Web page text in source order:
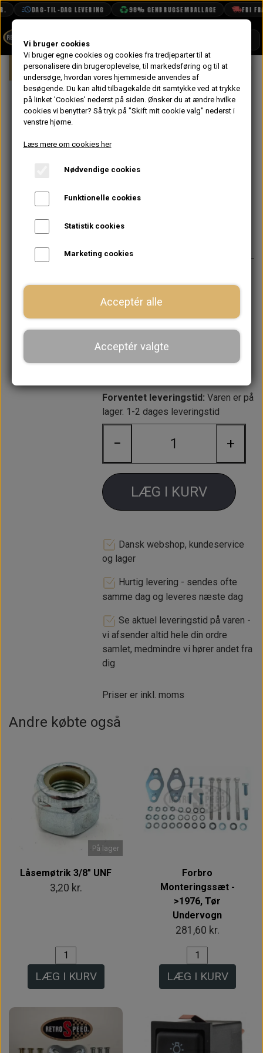
DAG-TIL-DAG LEVERING 98% GENBRUGSEMBALLAGE FRI
BOOK TID
PROJEKTER
TEKNISK DATA
VANDPOLERING
Forside Mini Undervogn & Styrtøj For
På lager
Bolt,
Forreste
Øverste
Bærearm
108,00 kr.
EN8 stål og med 3/8" UNF gevind.
Det er en god idé at skifte disse for
at give en bedre montering af
støddæmperne.
Forventet leveringstid: Varen er på
lager. 1-2 dages leveringstid
− +
LÆG I KURV
Dansk webshop, kundeservice
og lager
Hurtig levering - sendes ofte
samme dag og leveres næste dag
Se aktuel leveringstid på varen -
vi afsender altid hele din ordre
samlet, medmindre vi hører andet fra
dig
Priser er inkl. moms
Andre købte også
På lager
Låsemøtrik 3/8" UNF
3,20 kr.
LÆG I KURV
Forbro
Monteringssæt -
>1976, Tør
Undervogn
281,60 kr.
LÆG I KURV
Vi bruger cookies
Vi bruger egne cookies og cookies fra tredjeparter til at
personalisere din brugeroplevelse, til markedsføring og til at
undersøge, hvordan vores hjemmeside anvendes af
besøgende. Du kan altid tilbagekalde dit samtykke ved at trykke
på linket 'Cookies' nederst på siden. Ønsker du at ændre hvilke
cookies vi benytter? Så tryk på "Skift mit cookie valg" nederst i
venstre hjørne.
Læs mere om cookies her
Nødvendige cookies
Funktionelle cookies
Statistik cookies
Marketing cookies
Acceptér alle
Acceptér valgte